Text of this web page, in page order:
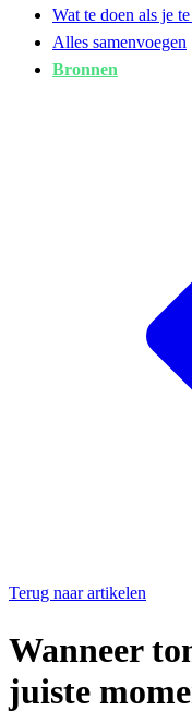
Wat te doen als je
Alles samenvoegen
Bronnen
Terug naar artikelen
Wanneer
juiste